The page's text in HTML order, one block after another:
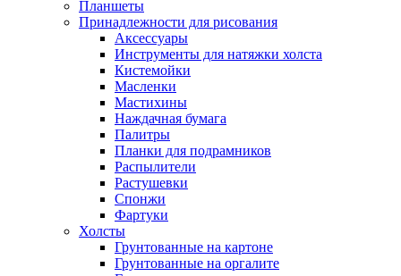
Планшеты
Принадлежности для рисования
Аксессуары
Инструменты для натяжки холста
Кистемойки
Масленки
Мастихины
Наждачная бумага
Палитры
Планки для подрамников
Распылители
Растушевки
Спонжи
Фартуки
Холсты
Грунтованные на картоне
Грунтованные на оргалите